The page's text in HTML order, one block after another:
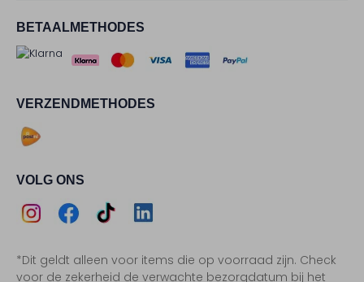
BETAALMETHODES
VERZENDMETHODES
VOLG ONS
Instagram
Facebook
TikTokLinkedIn
*Dit geldt alleen voor items die op voorraad zijn. Check
voor de zekerheid de verwachte bezorgdatum bij het